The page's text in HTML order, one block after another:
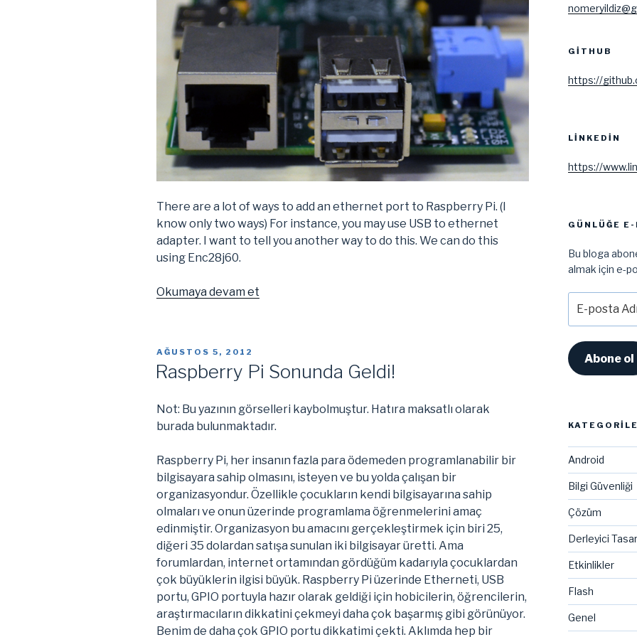
There are a lot of ways to add an ethernet port to Raspberry Pi. (I
know only two ways) For instance, you may use USB to ethernet
adapter. I want to tell you another way to do this. We can do this
using Enc28j60.
Okumaya devam et
Pi”
YAYIM
AĞUSTOS 5, 2012
Raspberry Pi Sonunda Geldi!
Not: Bu yazının görselleri kaybolmuştur. Hatıra maksatlı olarak
burada bulunmaktadır.
Raspberry Pi, her insanın fazla para ödemeden programlanabilir bir
bilgisayara sahip olmasını, isteyen ve bu yolda çalışan bir
organizasyondur. Özellikle çocukların kendi bilgisayarına sahip
olmaları ve onun üzerinde programlama öğrenmelerini amaç
edinmiştir. Organizasyon bu amacını gerçekleştirmek için biri 25,
diğeri 35 dolardan satışa sunulan iki bilgisayar üretti. Ama
forumlardan, internet ortamından gördüğüm kadarıyla çocuklardan
çok büyüklerin ilgisi büyük. Raspberry Pi üzerinde Etherneti, USB
portu, GPIO portuyla hazır olarak geldiği için hobicilerin, öğrencilerin,
araştırmacıların dikkatini çekmeyi daha çok başarmış gibi görünüyor.
Benim de daha çok GPIO portu dikkatimi çekti. Aklımda hep bir
GITHUB
https://
LINKEDIN
https://
GÜNLÜĞE
Bu bloga
almak için e-
posta
Adresi
Abone ol
Android
Bilgi Güvenliği
Çözüm
Derleyici
Etkinlikler
Flash
Genel